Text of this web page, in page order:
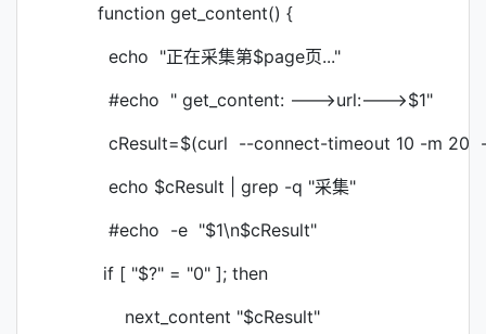
function get_content() {
echo "正在采集第$page页..."
#echo " get_content: --->url:--->$1"
cResult=$(curl --connect-timeout 10 -m
echo $cResult | grep -q "采集"
#echo -e "$1\n$cResult"
if [ "$?" = "0" ]; then
next_content "$cResult"